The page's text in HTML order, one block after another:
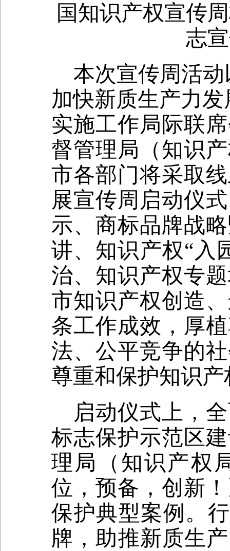
国知识产权宣传
志
本次宣传周活动
加快新质生产力发
实施工作局际联
督管理局（知识
市各部门将采取
展宣传周启动仪
示、商标品牌战
讲、知识产权“ 入
治、知识产权专
市知识产权创造
条工作成效，厚
法、公平竞争的
尊重和保护知识
启动仪式上，
标志保护示范区
理局（知识产权
位，预备，创新
保护典型案例。
牌，助推新质生